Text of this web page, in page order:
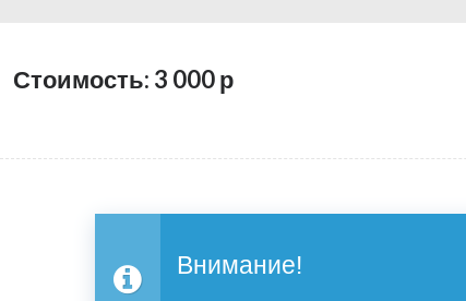
Стоимость: 3 000р
Внимание!